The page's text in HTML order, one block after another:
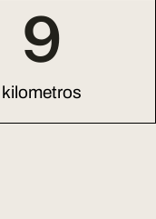
kilometros
9